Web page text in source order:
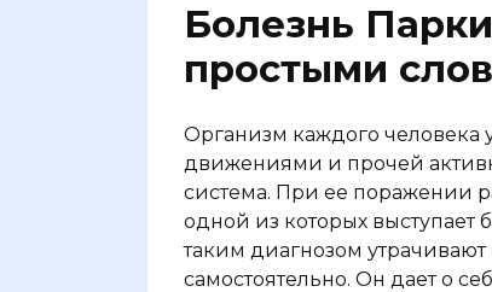
Болезнь
простыми
Организм каждого человека
движениями и прочей
система. При ее поражении
одной из которых выступает
таким диагнозом
самостоятельно. Он дает о